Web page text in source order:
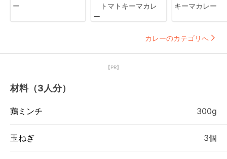
ー
トマトキーマカレ
ー
キーマカレー
カレーのカテゴリへ
【PR】
材料（3人分）
鶏ミンチ 300g
玉ねぎ 3個